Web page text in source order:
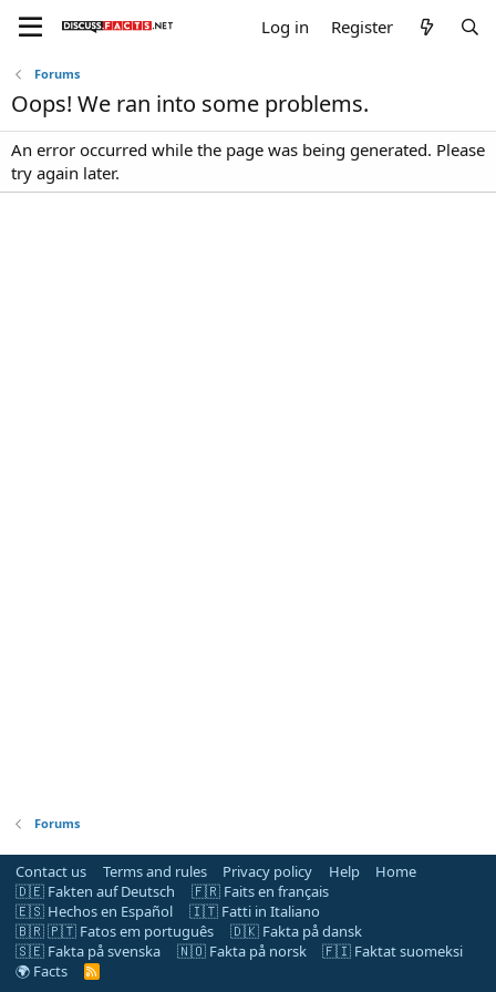
Log in Register
Forums
Oops! We ran into some problems.
An error occurred while the page was being generated. Please
try again later.
Forums
Contact us Terms and rules Privacy policy Help
Home
🇩🇪 Fakten auf Deutsch
🇫🇷 Faits en français
🇪🇸 Hechos en Español
🇮🇹 Fatti in Italiano
🇧🇷 🇵🇹 Fatos em português
🇩🇰 Fakta på dansk
🇸🇪 Fakta på svenska
🇳🇴 Fakta på norsk
🇫🇮 Faktat suomeksi
🌍 Facts
R